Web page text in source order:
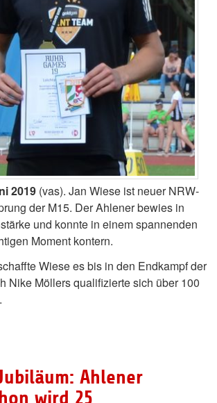
2019 (vas). Jan Wiese ist neuer NRW-
der M15. Der Ahlener bewies in
und konnte in einem spannenden
Moment kontern.
Wiese es bis in den Endkampf der
Nike Möllers qualifizierte sich über 100
Ahlener
wird 25